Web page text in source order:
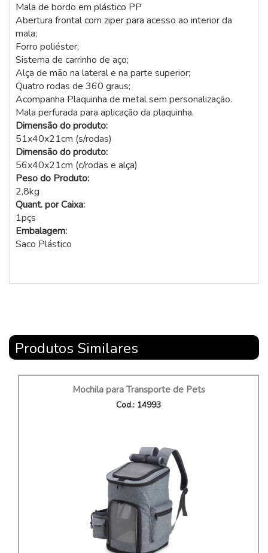
Mala de bordo em plástico PP
Abertura frontal com ziper para acesso ao interior da
mala;
Forro poliéster;
Sistema de carrinho de aço;
Alça de mão na lateral e na parte superior;
Quatro rodas de 360 graus;
Acompanha Plaquinha de metal sem personalização.
Mala perfurada para aplicação da plaquinha.
Dimensão do produto:
51x40x21cm (s/rodas)
Dimensão do produto:
56x40x21cm (c/rodas e alça)
Peso do Produto:
2,8kg
Quant. por Caixa:
1pçs
Embalagem:
Saco Plástico
Produtos Similares
Mochila para Transporte de Pets
Cod.: 14993